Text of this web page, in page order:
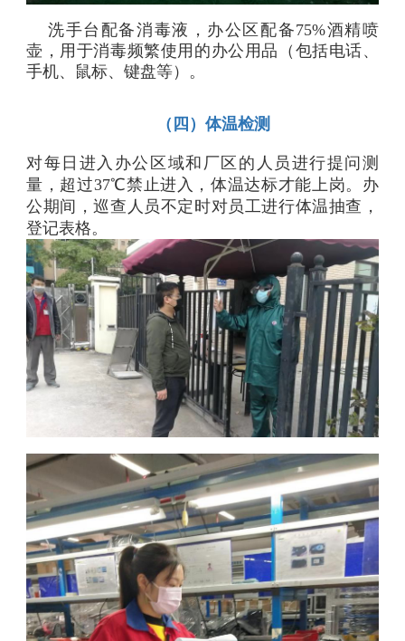
洗手台配备消毒液，办公区配备75%酒精喷
壶，用于消毒频繁使用的办公用品（包括电话、
手机、鼠标、键盘等）。
（四）体温检测
对每日进入办公区域和厂区的人员进行提问测
量，超过37℃禁止进入，体温达标才能上岗。办
公期间，巡查人员不定时对员工进行体温抽查，
登记表格。